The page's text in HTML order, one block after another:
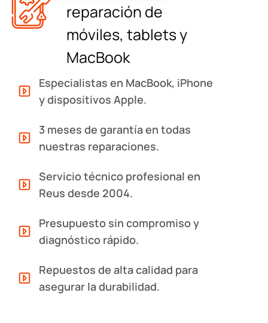
reparación de
móviles, tablets y
MacBook
Especialistas en MacBook, iPhone
y dispositivos Apple.
3 meses de garantía en todas
nuestras reparaciones.
Servicio técnico profesional en
Reus desde 2004.
Presupuesto sin compromiso y
diagnóstico rápido.
Repuestos de alta calidad para
asegurar la durabilidad.